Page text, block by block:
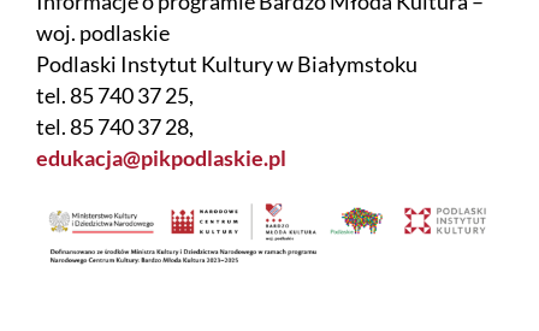
woj. podlaskie
Podlaski Instytut Kultury w Białymstoku
tel. 85 740 37 25,
tel. 85 740 37 28,
edukacja@pikpodlaskie.pl